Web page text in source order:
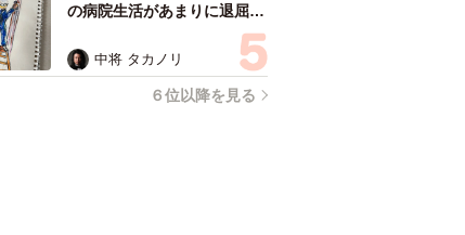
の病院生活があまりに退屈で
「画用紙と色鉛筆持ってこ
い！」→スケッチブックを見
た家族が仰天「これ、売れま
中将 タカノリ
６位以降を見る